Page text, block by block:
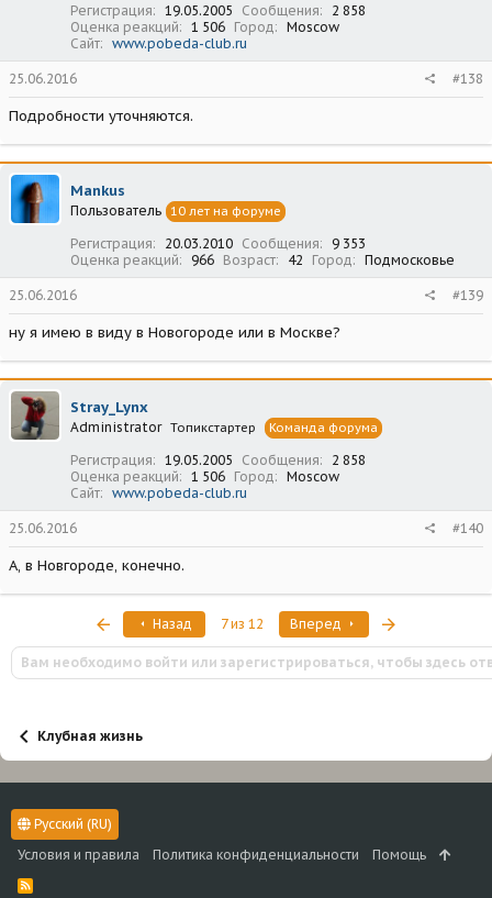
Регистрация 19.05.2005 Сообщения
2 858
Оценка реакций
1 506 Город
Moscow
Сайт
www.pobeda-club.ru
25.06.2016 #138
Подробности уточняются.
Mankus
Пользователь 10 лет на форуме
Регистрация 20.03.2010 Сообщения
9 353
Оценка реакций
966 Возраст 42 Город Подмосковье
25.06.2016 #139
ну я имею в виду в Новогороде или в Москве?
Stray_Lynx
Administrator Топикстартер Команда форума
Регистрация 19.05.2005 Сообщения
2 858
Оценка реакций
1 506 Город
Moscow
Сайт
www.pobeda-club.ru
25.06.2016 #140
А, в Новгороде, конечно.
ПервыйНазад 7 из 12 Вперед
Вам необходимо войти или зарегистрироваться, чтобы здесь
Клубная жизнь
Русский (RU)
Условия и правила
Политика конфиденциальности Помощь
R